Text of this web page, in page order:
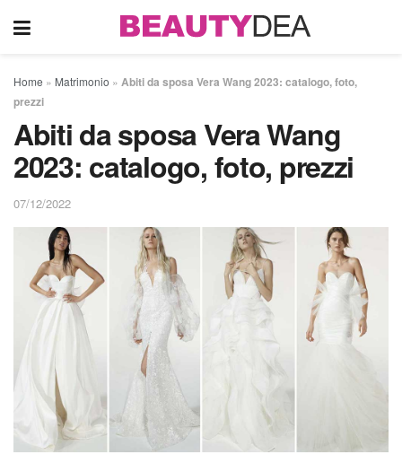
Home » Matrimonio » Abiti da sposa Vera Wang 2023: catalogo, foto,
prezzi
Abiti da sposa Vera Wang
2023: catalogo, foto, prezzi
07/12/2022